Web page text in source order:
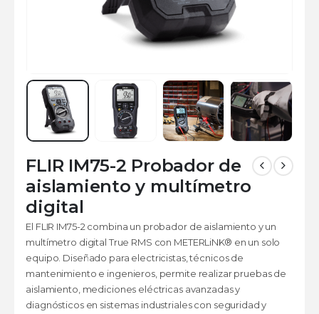
FLIR IM75-2 Probador de
aislamiento y multímetro
digital
El FLIR IM75-2 combina un probador de aislamiento y un
multímetro digital True RMS con METERLiNK® en un solo
equipo. Diseñado para electricistas, técnicos de
mantenimiento e ingenieros, permite realizar pruebas de
aislamiento, mediciones eléctricas avanzadas y
diagnósticos en sistemas industriales con seguridad y